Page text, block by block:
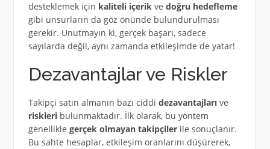
desteklemek için kaliteli içerikve doğru hedefleme
gibi unsurların da göz önünde bulundurulması
gerekir. Unutmayın ki, gerçek başarı, sadece
sayılarda değil, aynı zamanda etkileşimde de yatar!
Dezavantajlar ve Riskler
Takipçi satın almanın bazı ciddi dezavantajlarıve
riskleribulunmaktadır. İlk olarak, bu yöntem
genellikle gerçek olmayan takipçilerile sonuçlanır.
Bu sahte hesaplar, etkileşim oranlarını düşürerek,